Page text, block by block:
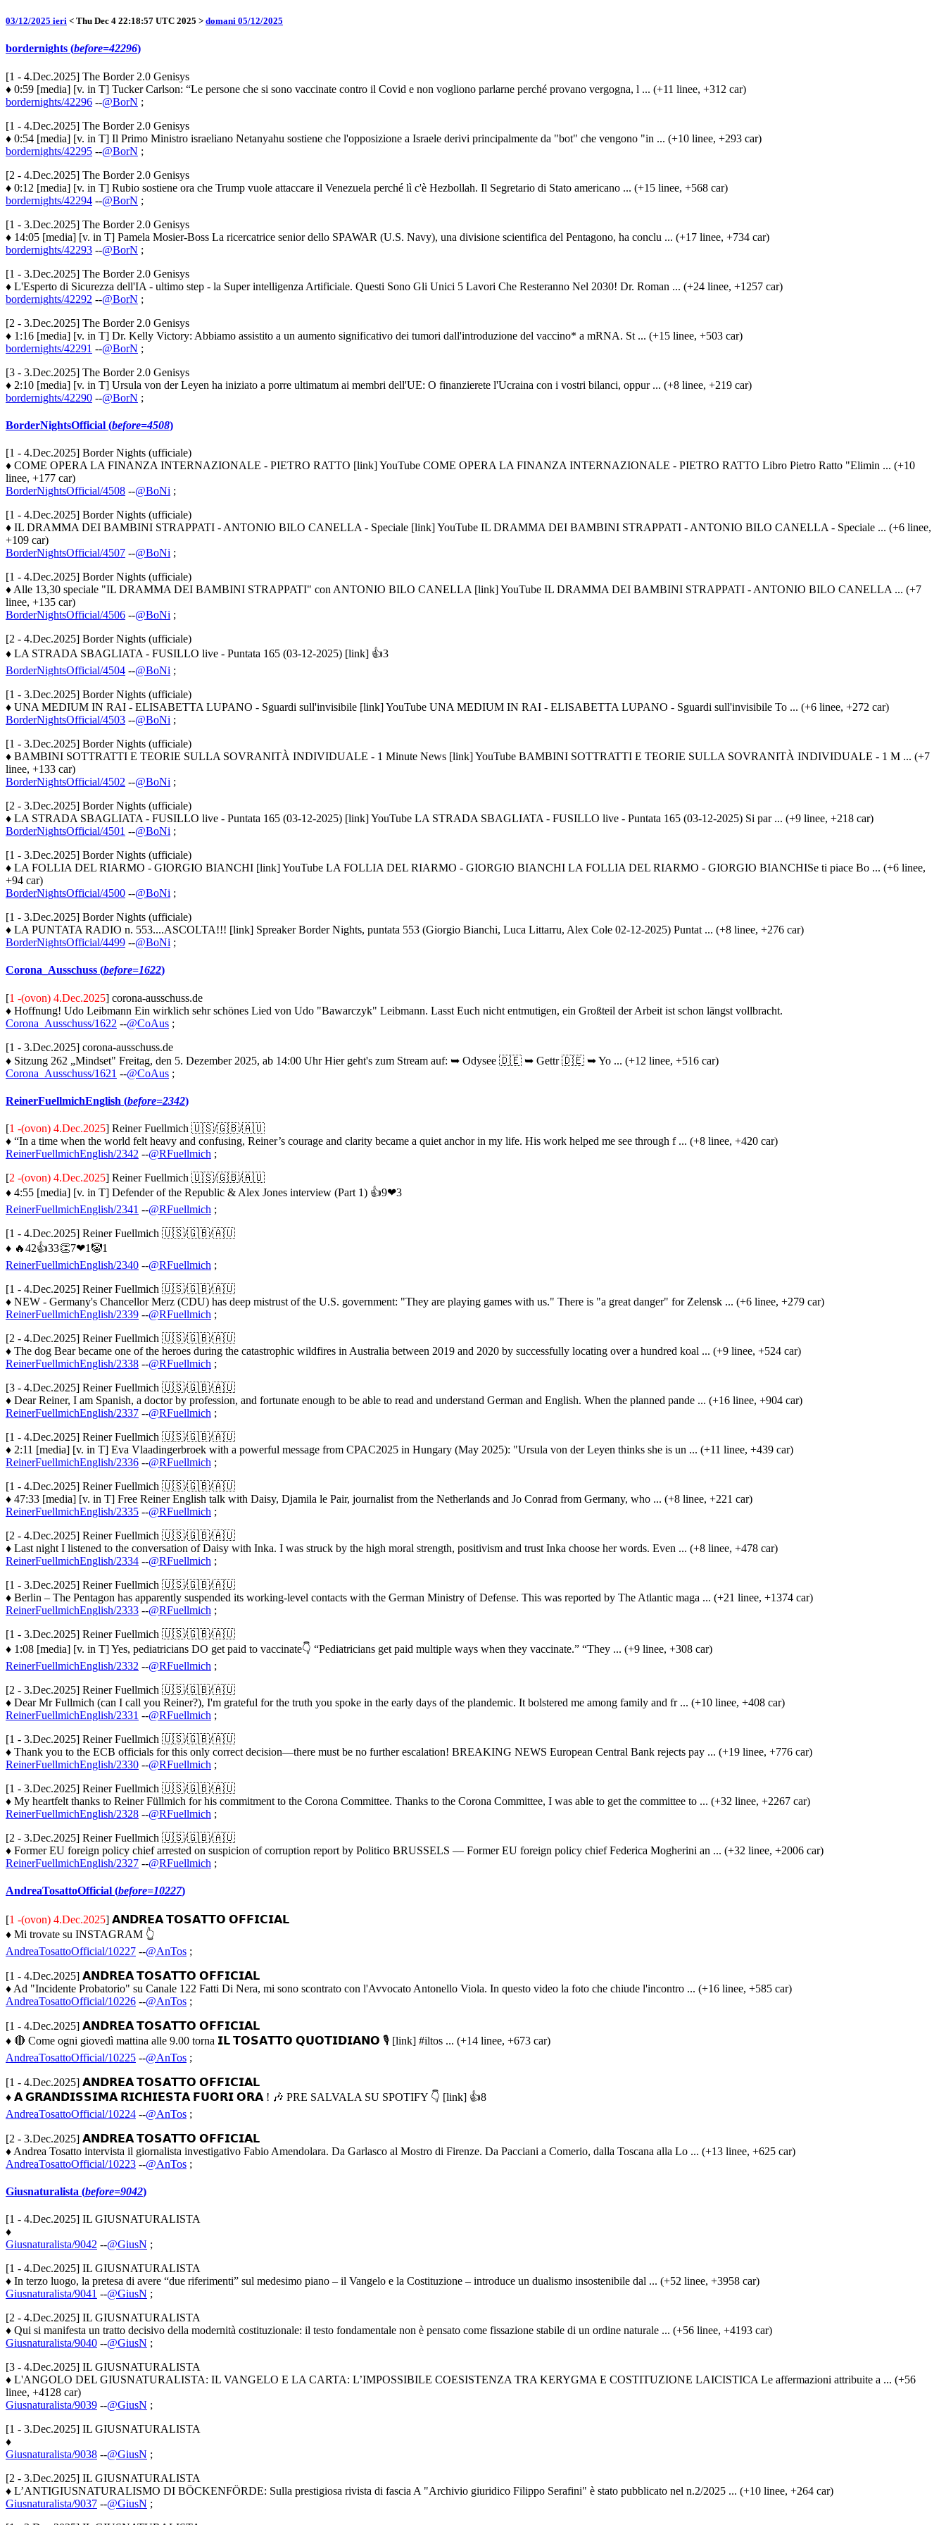
03/12/2025 ieri < Thu Dec 4 22:18:57 UTC 2025 > domani 05/12/2025
bordernights (before=42296)
[1 - 4.Dec.2025] The Border 2.0 Genisys
♦ 0:59 [media] [v. in T] Tucker Carlson: “Le persone che si sono vaccinate contro il Covid e non vogliono parlarne perché provano vergogna, l ... (+11 linee, +312 car)
bordernights/42296 --@BorN ;
[1 - 4.Dec.2025] The Border 2.0 Genisys
♦ 0:54 [media] [v. in T] Il Primo Ministro israeliano Netanyahu sostiene che l'opposizione a Israele derivi principalmente da "bot" che vengono "in ... (+10 linee, +293 car)
bordernights/42295 --@BorN ;
[2 - 4.Dec.2025] The Border 2.0 Genisys
♦ 0:12 [media] [v. in T] Rubio sostiene ora che Trump vuole attaccare il Venezuela perché lì c'è Hezbollah. Il Segretario di Stato americano ... (+15 linee, +568 car)
bordernights/42294 --@BorN ;
[1 - 3.Dec.2025] The Border 2.0 Genisys
♦ 14:05 [media] [v. in T] Pamela Mosier-Boss La ricercatrice senior dello SPAWAR (U.S. Navy), una divisione scientifica del Pentagono, ha conclu ... (+17 linee, +734 car)
bordernights/42293 --@BorN ;
[1 - 3.Dec.2025] The Border 2.0 Genisys
♦ L'Esperto di Sicurezza dell'IA - ultimo step - la Super intelligenza Artificiale. Questi Sono Gli Unici 5 Lavori Che Resteranno Nel 2030! Dr. Roman ... (+24 linee, +1257 car)
bordernights/42292 --@BorN ;
[2 - 3.Dec.2025] The Border 2.0 Genisys
♦ 1:16 [media] [v. in T] Dr. Kelly Victory: Abbiamo assistito a un aumento significativo dei tumori dall'introduzione del vaccino* a mRNA. St ... (+15 linee, +503 car)
bordernights/42291 --@BorN ;
[3 - 3.Dec.2025] The Border 2.0 Genisys
♦ 2:10 [media] [v. in T] Ursula von der Leyen ha iniziato a porre ultimatum ai membri dell'UE: O finanzierete l'Ucraina con i vostri bilanci, oppur ... (+8 linee, +219 car)
bordernights/42290 --@BorN ;
BorderNightsOfficial (before=4508)
[1 - 4.Dec.2025] Border Nights (ufficiale)
♦ COME OPERA LA FINANZA INTERNAZIONALE - PIETRO RATTO [link] YouTube COME OPERA LA FINANZA INTERNAZIONALE - PIETRO RATTO Libro Pietro Ratto "Elimin ... (+10
linee, +177 car)
BorderNightsOfficial/4508 --@BoNi ;
[1 - 4.Dec.2025] Border Nights (ufficiale)
♦ IL DRAMMA DEI BAMBINI STRAPPATI - ANTONIO BILO CANELLA - Speciale [link] YouTube IL DRAMMA DEI BAMBINI STRAPPATI - ANTONIO BILO CANELLA - Speciale ... (+6 linee,
+109 car)
BorderNightsOfficial/4507 --@BoNi ;
[1 - 4.Dec.2025] Border Nights (ufficiale)
♦ Alle 13,30 speciale "IL DRAMMA DEI BAMBINI STRAPPATI" con ANTONIO BILO CANELLA [link] YouTube IL DRAMMA DEI BAMBINI STRAPPATI - ANTONIO BILO CANELLA ... (+7
linee, +135 car)
BorderNightsOfficial/4506 --@BoNi ;
[2 - 4.Dec.2025] Border Nights (ufficiale)
♦ LA STRADA SBAGLIATA - FUSILLO live - Puntata 165 (03-12-2025) [link] 👍3
BorderNightsOfficial/4504 --@BoNi ;
[1 - 3.Dec.2025] Border Nights (ufficiale)
♦ UNA MEDIUM IN RAI - ELISABETTA LUPANO - Sguardi sull'invisibile [link] YouTube UNA MEDIUM IN RAI - ELISABETTA LUPANO - Sguardi sull'invisibile To ... (+6 linee, +272 car)
BorderNightsOfficial/4503 --@BoNi ;
[1 - 3.Dec.2025] Border Nights (ufficiale)
♦ BAMBINI SOTTRATTI E TEORIE SULLA SOVRANITÀ INDIVIDUALE - 1 Minute News [link] YouTube BAMBINI SOTTRATTI E TEORIE SULLA SOVRANITÀ INDIVIDUALE - 1 M ... (+7
linee, +133 car)
BorderNightsOfficial/4502 --@BoNi ;
[2 - 3.Dec.2025] Border Nights (ufficiale)
♦ LA STRADA SBAGLIATA - FUSILLO live - Puntata 165 (03-12-2025) [link] YouTube LA STRADA SBAGLIATA - FUSILLO live - Puntata 165 (03-12-2025) Si par ... (+9 linee, +218 car)
BorderNightsOfficial/4501 --@BoNi ;
[1 - 3.Dec.2025] Border Nights (ufficiale)
♦ LA FOLLIA DEL RIARMO - GIORGIO BIANCHI [link] YouTube LA FOLLIA DEL RIARMO - GIORGIO BIANCHI LA FOLLIA DEL RIARMO - GIORGIO BIANCHISe ti piace Bo ... (+6 linee,
+94 car)
BorderNightsOfficial/4500 --@BoNi ;
[1 - 3.Dec.2025] Border Nights (ufficiale)
♦ LA PUNTATA RADIO n. 553....ASCOLTA!!! [link] Spreaker Border Nights, puntata 553 (Giorgio Bianchi, Luca Littarru, Alex Cole 02-12-2025) Puntat ... (+8 linee, +276 car)
BorderNightsOfficial/4499 --@BoNi ;
Corona_Ausschuss (before=1622)
[1 -(ovon) 4.Dec.2025] corona-ausschuss.de
♦ Hoffnung! Udo Leibmann Ein wirklich sehr schönes Lied von Udo "Bawarczyk" Leibmann. Lasst Euch nicht entmutigen, ein Großteil der Arbeit ist schon längst vollbracht.
Corona_Ausschuss/1622 --@CoAus ;
[1 - 3.Dec.2025] corona-ausschuss.de
♦ Sitzung 262 „Mindset" Freitag, den 5. Dezember 2025, ab 14:00 Uhr Hier geht's zum Stream auf: ➥ Odysee 🇩🇪 ➥ Gettr 🇩🇪 ➥ Yo ... (+12 linee, +516 car)
Corona_Ausschuss/1621 --@CoAus ;
ReinerFuellmichEnglish (before=2342)
[1 -(ovon) 4.Dec.2025] Reiner Fuellmich 🇺🇸/🇬🇧/🇦🇺
♦ “In a time when the world felt heavy and confusing, Reiner’s courage and clarity became a quiet anchor in my life. His work helped me see through f ... (+8 linee, +420 car)
ReinerFuellmichEnglish/2342 --@RFuellmich ;
[2 -(ovon) 4.Dec.2025] Reiner Fuellmich 🇺🇸/🇬🇧/🇦🇺
♦ 4:55 [media] [v. in T] Defender of the Republic & Alex Jones interview (Part 1) 👍9❤3
ReinerFuellmichEnglish/2341 --@RFuellmich ;
[1 - 4.Dec.2025] Reiner Fuellmich 🇺🇸/🇬🇧/🇦🇺
♦ 🔥42👍33👏7❤1🤡1
ReinerFuellmichEnglish/2340 --@RFuellmich ;
[1 - 4.Dec.2025] Reiner Fuellmich 🇺🇸/🇬🇧/🇦🇺
♦ NEW - Germany's Chancellor Merz (CDU) has deep mistrust of the U.S. government: "They are playing games with us." There is "a great danger" for Zelensk ... (+6 linee, +279 car)
ReinerFuellmichEnglish/2339 --@RFuellmich ;
[2 - 4.Dec.2025] Reiner Fuellmich 🇺🇸/🇬🇧/🇦🇺
♦ The dog Bear became one of the heroes during the catastrophic wildfires in Australia between 2019 and 2020 by successfully locating over a hundred koal ... (+9 linee, +524 car)
ReinerFuellmichEnglish/2338 --@RFuellmich ;
[3 - 4.Dec.2025] Reiner Fuellmich 🇺🇸/🇬🇧/🇦🇺
♦ Dear Reiner, I am Spanish, a doctor by profession, and fortunate enough to be able to read and understand German and English. When the planned pande ... (+16 linee, +904 car)
ReinerFuellmichEnglish/2337 --@RFuellmich ;
[1 - 4.Dec.2025] Reiner Fuellmich 🇺🇸/🇬🇧/🇦🇺
♦ 2:11 [media] [v. in T] Eva Vlaadingerbroek with a powerful message from CPAC2025 in Hungary (May 2025): "Ursula von der Leyen thinks she is un ... (+11 linee, +439 car)
ReinerFuellmichEnglish/2336 --@RFuellmich ;
[1 - 4.Dec.2025] Reiner Fuellmich 🇺🇸/🇬🇧/🇦🇺
♦ 47:33 [media] [v. in T] Free Reiner English talk with Daisy, Djamila le Pair, journalist from the Netherlands and Jo Conrad from Germany, who ... (+8 linee, +221 car)
ReinerFuellmichEnglish/2335 --@RFuellmich ;
[2 - 4.Dec.2025] Reiner Fuellmich 🇺🇸/🇬🇧/🇦🇺
♦ Last night I listened to the conversation of Daisy with Inka. I was struck by the high moral strength, positivism and trust Inka choose her words. Even ... (+8 linee, +478 car)
ReinerFuellmichEnglish/2334 --@RFuellmich ;
[1 - 3.Dec.2025] Reiner Fuellmich 🇺🇸/🇬🇧/🇦🇺
♦ Berlin – The Pentagon has apparently suspended its working-level contacts with the German Ministry of Defense. This was reported by The Atlantic maga ... (+21 linee, +1374 car)
ReinerFuellmichEnglish/2333 --@RFuellmich ;
[1 - 3.Dec.2025] Reiner Fuellmich 🇺🇸/🇬🇧/🇦🇺
♦ 1:08 [media] [v. in T] Yes, pediatricians DO get paid to vaccinate👇 “Pediatricians get paid multiple ways when they vaccinate.” “They ... (+9 linee, +308 car)
ReinerFuellmichEnglish/2332 --@RFuellmich ;
[2 - 3.Dec.2025] Reiner Fuellmich 🇺🇸/🇬🇧/🇦🇺
♦ Dear Mr Fullmich (can I call you Reiner?), I'm grateful for the truth you spoke in the early days of the plandemic. It bolstered me among family and fr ... (+10 linee, +408 car)
ReinerFuellmichEnglish/2331 --@RFuellmich ;
[1 - 3.Dec.2025] Reiner Fuellmich 🇺🇸/🇬🇧/🇦🇺
♦ Thank you to the ECB officials for this only correct decision—there must be no further escalation! BREAKING NEWS European Central Bank rejects pay ... (+19 linee, +776 car)
ReinerFuellmichEnglish/2330 --@RFuellmich ;
[1 - 3.Dec.2025] Reiner Fuellmich 🇺🇸/🇬🇧/🇦🇺
♦ My heartfelt thanks to Reiner Füllmich for his commitment to the Corona Committee. Thanks to the Corona Committee, I was able to get the committee to ... (+32 linee, +2267 car)
ReinerFuellmichEnglish/2328 --@RFuellmich ;
[2 - 3.Dec.2025] Reiner Fuellmich 🇺🇸/🇬🇧/🇦🇺
♦ Former EU foreign policy chief arrested on suspicion of corruption report by Politico BRUSSELS ― Former EU foreign policy chief Federica Mogherini an ... (+32 linee, +2006 car)
ReinerFuellmichEnglish/2327 --@RFuellmich ;
AndreaTosattoOfficial (before=10227)
[1 -(ovon) 4.Dec.2025] 𝗔𝗡𝗗𝗥𝗘𝗔 𝗧𝗢𝗦𝗔𝗧𝗧𝗢 𝗢𝗙𝗙𝗜𝗖𝗜𝗔𝗟
♦ Mi trovate su INSTAGRAM 👆
AndreaTosattoOfficial/10227 --@AnTos ;
[1 - 4.Dec.2025] 𝗔𝗡𝗗𝗥𝗘𝗔 𝗧𝗢𝗦𝗔𝗧𝗧𝗢 𝗢𝗙𝗙𝗜𝗖𝗜𝗔𝗟
♦ Ad "Incidente Probatorio" su Canale 122 Fatti Di Nera, mi sono scontrato con l'Avvocato Antonello Viola. In questo video la foto che chiude l'incontro ... (+16 linee, +585 car)
AndreaTosattoOfficial/10226 --@AnTos ;
[1 - 4.Dec.2025] 𝗔𝗡𝗗𝗥𝗘𝗔 𝗧𝗢𝗦𝗔𝗧𝗧𝗢 𝗢𝗙𝗙𝗜𝗖𝗜𝗔𝗟
♦ 🔴 Come ogni giovedì mattina alle 9.00 torna 𝗜𝗟 𝗧𝗢𝗦𝗔𝗧𝗧𝗢 𝗤𝗨𝗢𝗧𝗜𝗗𝗜𝗔𝗡𝗢 🎙️ [link] #iltos ... (+14 linee, +673 car)
AndreaTosattoOfficial/10225 --@AnTos ;
[1 - 4.Dec.2025] 𝗔𝗡𝗗𝗥𝗘𝗔 𝗧𝗢𝗦𝗔𝗧𝗧𝗢 𝗢𝗙𝗙𝗜𝗖𝗜𝗔𝗟
♦ 𝗔 𝗚𝗥𝗔𝗡𝗗𝗜𝗦𝗦𝗜𝗠𝗔 𝗥𝗜𝗖𝗛𝗜𝗘𝗦𝗧𝗔 𝗙𝗨𝗢𝗥𝗜 𝗢𝗥𝗔 ! 🎶 PRE SALVALA SU SPOTIFY 👇 [link] 👍8
AndreaTosattoOfficial/10224 --@AnTos ;
[2 - 3.Dec.2025] 𝗔𝗡𝗗𝗥𝗘𝗔 𝗧𝗢𝗦𝗔𝗧𝗧𝗢 𝗢𝗙𝗙𝗜𝗖𝗜𝗔𝗟
♦ Andrea Tosatto intervista il giornalista investigativo Fabio Amendolara. Da Garlasco al Mostro di Firenze. Da Pacciani a Comerio, dalla Toscana alla Lo ... (+13 linee, +625 car)
AndreaTosattoOfficial/10223 --@AnTos ;
Giusnaturalista (before=9042)
[1 - 4.Dec.2025] IL GIUSNATURALISTA
♦
Giusnaturalista/9042 --@GiusN ;
[1 - 4.Dec.2025] IL GIUSNATURALISTA
♦ In terzo luogo, la pretesa di avere “due riferimenti” sul medesimo piano – il Vangelo e la Costituzione – introduce un dualismo insostenibile dal ... (+52 linee, +3958 car)
Giusnaturalista/9041 --@GiusN ;
[2 - 4.Dec.2025] IL GIUSNATURALISTA
♦ Qui si manifesta un tratto decisivo della modernità costituzionale: il testo fondamentale non è pensato come fissazione stabile di un ordine naturale ... (+56 linee, +4193 car)
Giusnaturalista/9040 --@GiusN ;
[3 - 4.Dec.2025] IL GIUSNATURALISTA
♦ L'ANGOLO DEL GIUSNATURALISTA: IL VANGELO E LA CARTA: L’IMPOSSIBILE COESISTENZA TRA KERYGMA E COSTITUZIONE LAICISTICA Le affermazioni attribuite a ... (+56
linee, +4128 car)
Giusnaturalista/9039 --@GiusN ;
[1 - 3.Dec.2025] IL GIUSNATURALISTA
♦
Giusnaturalista/9038 --@GiusN ;
[2 - 3.Dec.2025] IL GIUSNATURALISTA
♦ L’ANTIGIUSNATURALISMO DI BÖCKENFÖRDE: Sulla prestigiosa rivista di fascia A "Archivio giuridico Filippo Serafini" è stato pubblicato nel n.2/2025 ... (+10 linee, +264 car)
Giusnaturalista/9037 --@GiusN ;